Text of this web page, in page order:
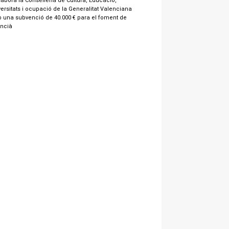
i ocupació de la Generalitat Valenciana
una subvenció de 40.000 € para el foment de